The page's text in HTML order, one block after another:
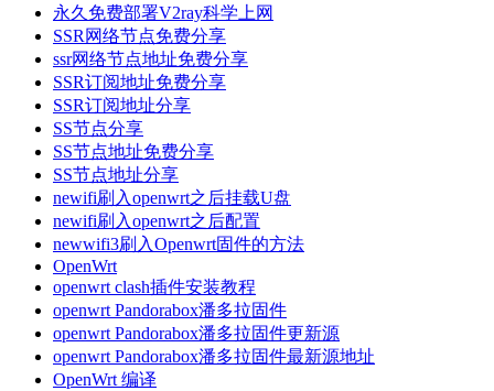
永久免费部署V2ray科学上网
SSR网络节点免费分享
ssr网络节点地址免费分享
SSR订阅地址免费分享
SSR订阅地址分享
SS节点分享
SS节点地址免费分享
SS节点地址分享
newifi刷入openwrt之后挂载U盘
newifi刷入openwrt之后配置
newwifi3刷入Openwrt固件的方法
OpenWrt
openwrt clash插件安装教程
openwrt Pandorabox潘多拉固件
openwrt Pandorabox潘多拉固件更新源
openwrt Pandorabox潘多拉固件最新源地址
OpenWrt 编译